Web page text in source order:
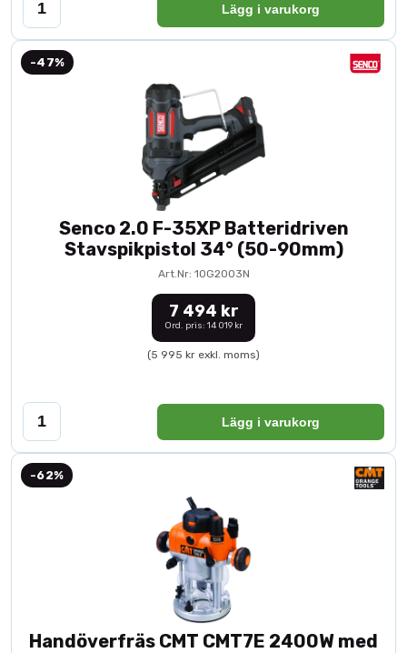
Lägg i varukorg
-47%
Senco 2.0 F-35XP Batteridriven
Stavspikpistol 34° (50-90mm)
Art.Nr: 10G2003N
7 494 kr
Ord. pris: 14 019 kr
(5 995 kr exkl. moms)
Lägg i varukorg
-62%
Handöverfräs CMT CMT7E 2400W med